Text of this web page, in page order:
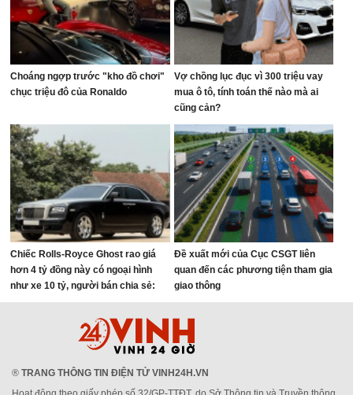
Choáng ngợp trước "kho đồ chơi"
chục triệu đô của Ronaldo
Vợ chồng lục đục vì 300 triệu vay
mua ô tô, tính toán thế nào mà ai
cũng cản?
Chiếc Rolls-Royce Ghost rao giá
hơn 4 tỷ đồng này có ngoại hình
như xe 10 tỷ, người bán chia sẻ:
‘Vừa bảo dưỡng lớn 800 triệu đồng’
Đề xuất mới của Cục CSGT liên
quan đến các phương tiện tham gia
giao thông
® TRANG THÔNG TIN ĐIỆN TỬ VINH24H.VN